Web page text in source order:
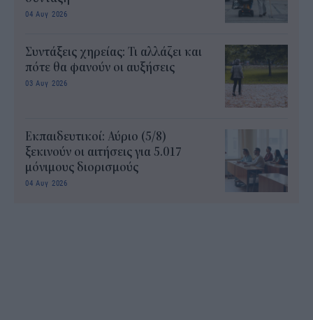
04 Αυγ 2026
Συντάξεις χηρείας: Τι αλλάζει και
πότε θα φανούν οι αυξήσεις
03 Αυγ 2026
Εκπαιδευτικοί: Αύριο (5/8)
ξεκινούν οι αιτήσεις για 5.017
μόνιμους διορισμούς
04 Αυγ 2026